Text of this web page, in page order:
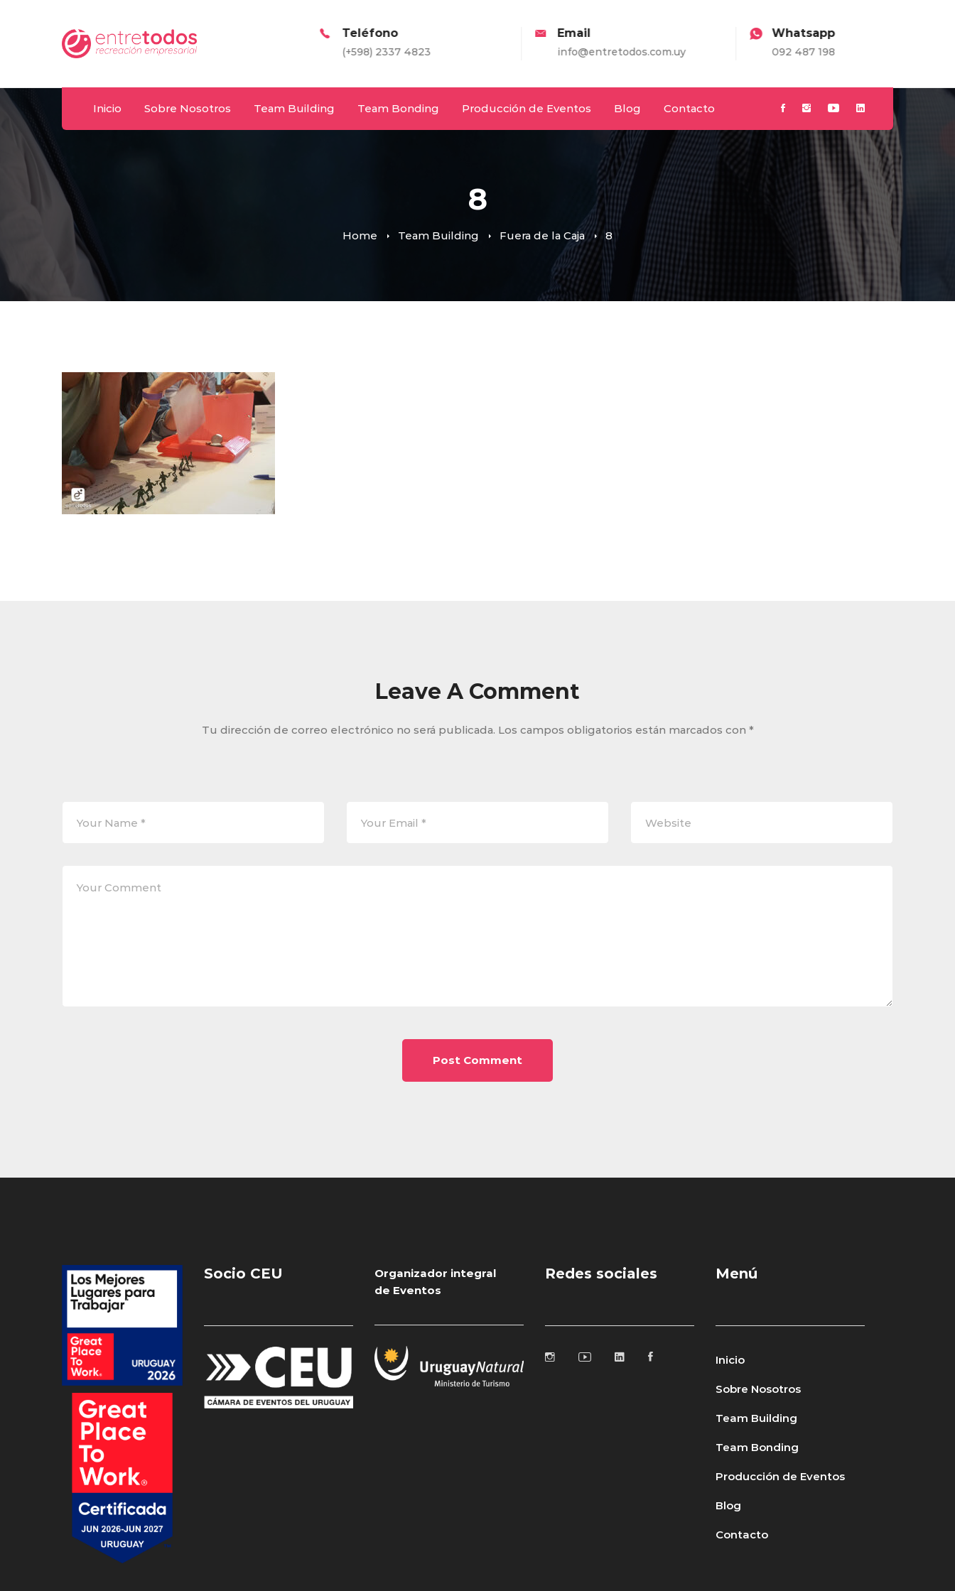
Whatsapp
092 487 198
Teléfono
(+598) 2337 4823
Email
info@entretodos.com.uy
Whatsapp
092 487 198
Inicio Sobre Nosotros Team Building Team Bonding Producción de Eventos Blog Contacto
8
Home Team Building Fuera de la Caja 8
Leave A Comment
Tu dirección de correo electrónico no será publicada. Los campos obligatorios están marcados con *
Socio CEU
Organizador integral
de Eventos
Redes sociales Menú
Inicio
Sobre Nosotros
Team Building
Team Bonding
Producción de Eventos
Blog
Contacto